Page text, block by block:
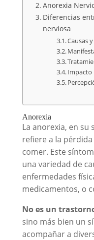
Anorexia
Diferencias
nerviosa
Causas
Impacto
Anorexia
La anorexia, en su
refiere a la
comer. Este
una variedad de
enfermedades
medicamentos, o
No es un
sino más bien un
acompañar a